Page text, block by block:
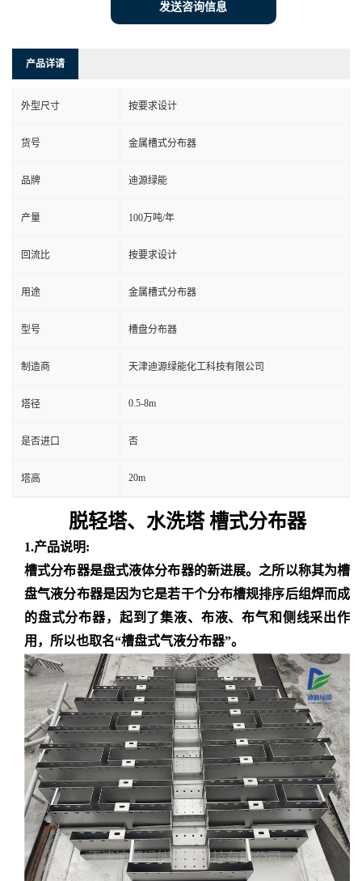
发送咨询信息
产品详请
外型尺寸 按要求设计
货号 金属槽式分布器
品牌 迪源绿能
产量 100万吨/年
回流比 按要求设计
用途 金属槽式分布器
型号 槽盘分布器
制造商 天津迪源绿能化工科技有限公司
塔径 0.5-8m
是否进口 否
塔高 20m
脱轻塔、水洗塔 槽式分布器
1.产品说明:
槽式分布器是盘式液体分布器的新进展。之所以称其为槽
盘气液分布器是因为它是若干个分布槽规排序后组焊而成
的盘式分布器，起到了集液、布液、布气和侧线采出作
用，所以也取名“槽盘式气液分布器”。